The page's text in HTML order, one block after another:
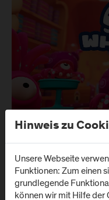
Hinweis zu
Unsere Webseite
Funktionen: Zum einen
grundlegende
können wir mit Hilfe der